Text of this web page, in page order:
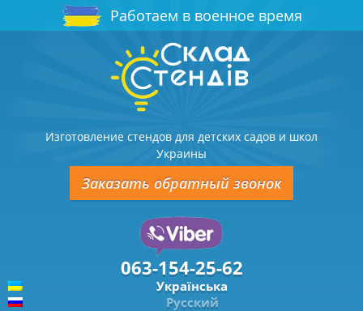
Работаем в военное время
Изготовление стендов для детских садов и школ
Украины
Заказать обратный звонок
063-154-25-62
Українська
Русский